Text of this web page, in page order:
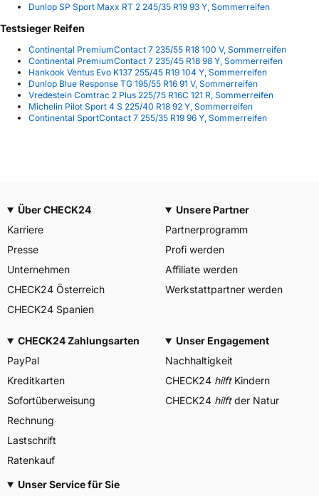
Dunlop SP Sport Maxx RT 2 245/35 R19 93 Y, Sommerreifen
Testsieger Reifen
Continental PremiumContact 7 235/55 R18 100 V, Sommerreifen
Continental PremiumContact 7 235/45 R18 98 Y, Sommerreifen
Hankook Ventus Evo K137 255/45 R19 104 Y, Sommerreifen
Dunlop Blue Response TG 195/55 R16 91 V, Sommerreifen
Vredestein Comtrac 2 Plus 225/75 R16C 121 R, Sommerreifen
Michelin Pilot Sport 4 S 225/40 R18 92 Y, Sommerreifen
Continental SportContact 7 255/35 R19 96 Y, Sommerreifen
Über CHECK24
Karriere
Presse
Unternehmen
CHECK24 Österreich
CHECK24 Spanien
Unsere Partner
Partnerprogramm
Profi werden
Affiliate werden
Werkstattpartner werden
CHECK24 Zahlungsarten
PayPal
Kreditkarten
Sofortüberweisung
Rechnung
Lastschrift
Ratenkauf
Unser Engagement
Nachhaltigkeit
CHECK24 hilftKindern
CHECK24 hilftder Natur
Unser Service für Sie